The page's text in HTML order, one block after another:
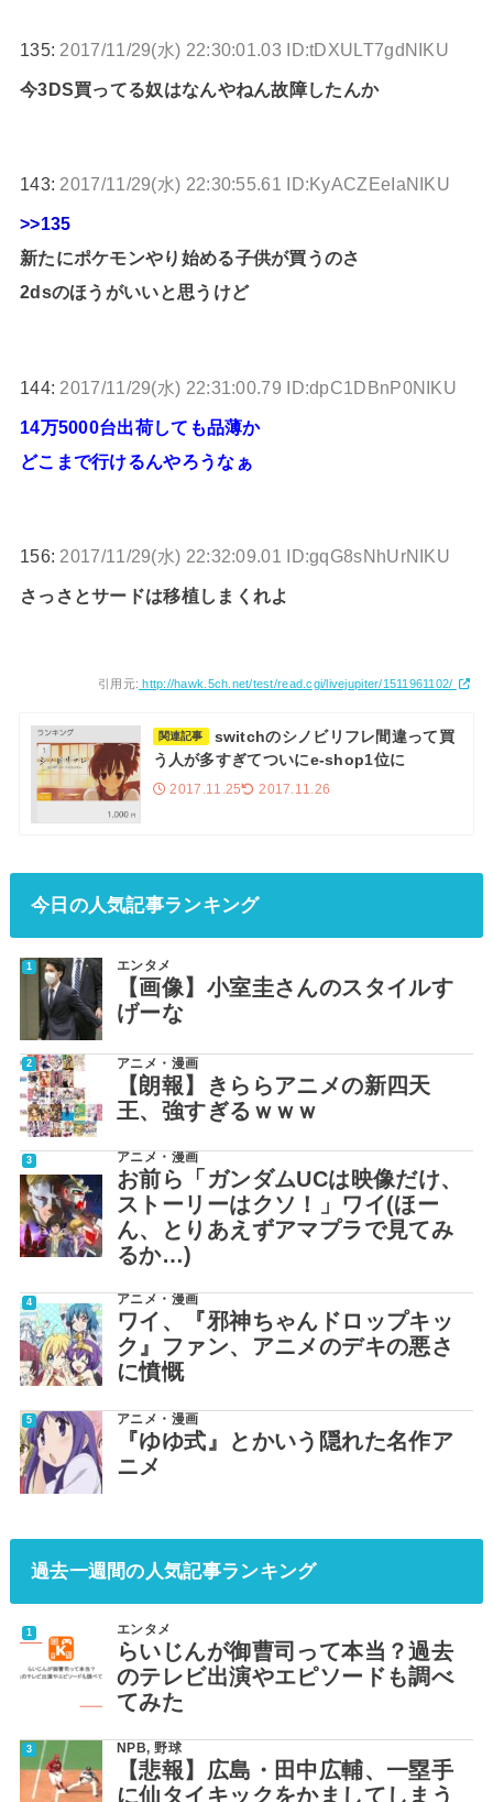
135: 2017/11/29(水) 22:30:01.03 ID:tDXULT7gdNIKU
今3DS買ってる奴はなんやねん故障したんか
143: 2017/11/29(水) 22:30:55.61 ID:KyACZEeIaNIKU
>>135
新たにポケモンやり始める子供が買うのさ
2dsのほうがいいと思うけど
144: 2017/11/29(水) 22:31:00.79 ID:dpC1DBnP0NIKU
14万5000台出荷しても品薄か
どこまで行けるんやろうなぁ
156: 2017/11/29(水) 22:32:09.01 ID:gqG8sNhUrNIKU
さっさとサードは移植しまくれよ
引用元: http://hawk.5ch.net/test/read.cgi/livejupiter/1511961102/
関連記事
switchのシノビリフレ間違って買
う人が多すぎてついにe-shop1位に
2017.11.25 2017.11.26
今日の人気記事ランキング
エンタメ
【画像】小室圭さんのスタイルす
げーな
アニメ・漫画
【朗報】きららアニメの新四天
王、強すぎるｗｗｗ
アニメ・漫画
お前ら「ガンダムUCは映像だけ、
ストーリーはクソ！」ワイ(ほー
ん、とりあえずアマプラで見てみ
るか…)
アニメ・漫画
ワイ、『邪神ちゃんドロップキッ
ク』ファン、アニメのデキの悪さ
に憤慨
アニメ・漫画
『ゆゆ式』とかいう隠れた名作ア
ニメ
過去一週間の人気記事ランキング
エンタメ
らいじんが御曹司って本当？過去
のテレビ出演やエピソードも調べ
てみた
NPB,野球
【悲報】広島・田中広輔、一塁手
に仙タイキックをかましてしまう